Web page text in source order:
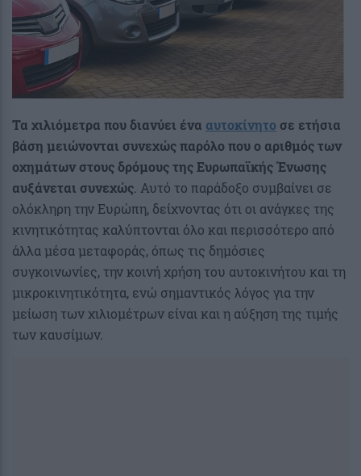
Τα χιλιόμετρα που διανύει ένα αυτοκίνητο σε ετήσια
βάση μειώνονται συνεχώς παρόλο που ο αριθμός των
οχημάτων στους δρόμους της Ευρωπαϊκής Ένωσης
αυξάνεται συνεχώς. Αυτό το παράδοξο συμβαίνει σε
ολόκληρη την Ευρώπη, δείχνοντας ότι οι ανάγκες της
κινητικότητας καλύπτονται όλο και περισσότερο από
άλλα μέσα μεταφοράς, όπως τις δημόσιες
συγκοινωνίες, την κοινή χρήση του αυτοκινήτου και τη
μικροκινητικότητα, ενώ σημαντικός λόγος για την
μείωση των χιλιομέτρων είναι και η αύξηση της τιμής
των καυσίμων.